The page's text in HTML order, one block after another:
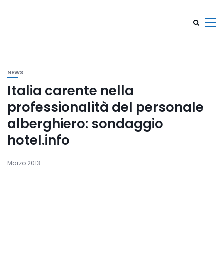
NEWS
Italia carente nella
professionalità del personale
alberghiero: sondaggio
hotel.info
Marzo 2013